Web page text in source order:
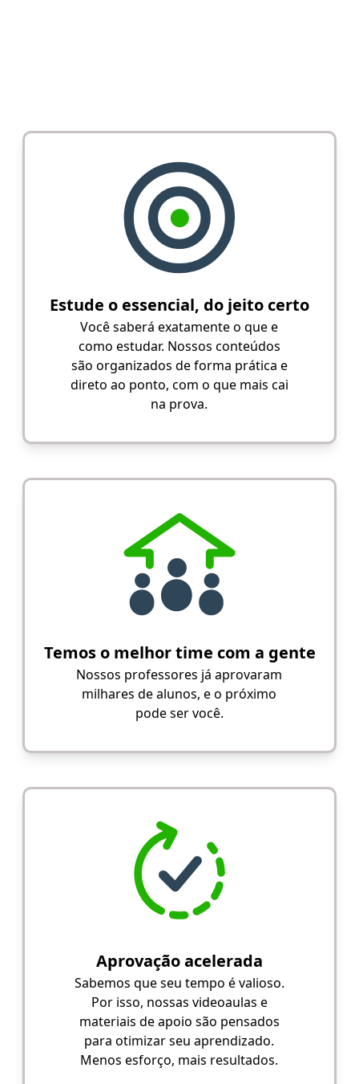
Estude o essencial, do jeito certo
Você saberá exatamente o que e
como estudar. Nossos conteúdos
são organizados de forma prática e
direto ao ponto, com o que mais cai
na prova.
Temos o melhor time com a gente
Nossos professores já aprovaram
milhares de alunos, e o próximo
pode ser você.
Aprovação acelerada
Sabemos que seu tempo é valioso.
Por isso, nossas videoaulas e
materiais de apoio são pensados
para otimizar seu aprendizado.
Menos esforço, mais resultados.